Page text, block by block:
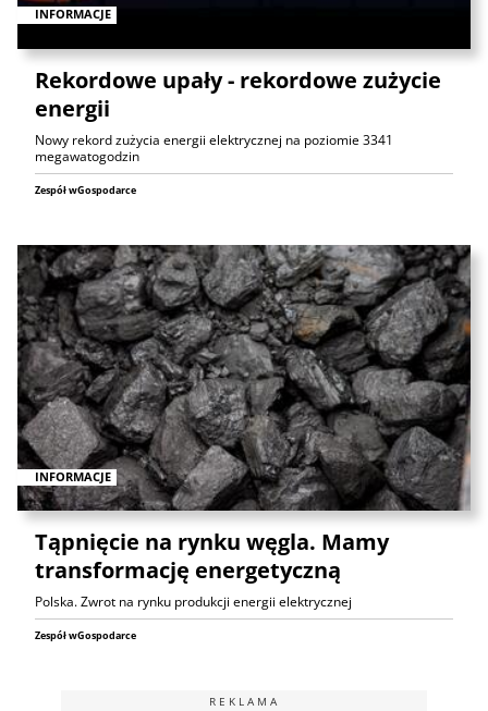
INFORMACJE
Rekordowe upały - rekordowe zużycie
energii
Nowy rekord zużycia energii elektrycznej na poziomie 3341
megawatogodzin
Zespół wGospodarce
INFORMACJE
Tąpnięcie na rynku węgla. Mamy
transformację energetyczną
Polska. Zwrot na rynku produkcji energii elektrycznej
Zespół wGospodarce
REKLAMA